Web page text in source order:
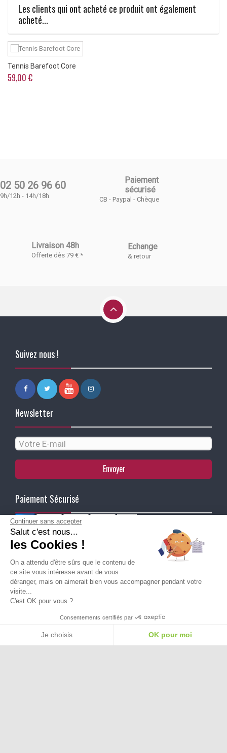
Besoin d'aide pour choisir une
taille ou une pointure ?
Les clients qui ont acheté ce produit ont également
acheté...
Tennis Barefoot Core
59,00 €
02 50 26 96 60
9h/12h - 14h/18h
Paiement
sécurisé
CB - Paypal - Chèque
Livraison 48h
Offerte dès 79 € *
Echange
& retour
Suivez nous !
Newsletter
Envoyer
Paiement Sécurisé
Ma Livraison
Continuer sans accepter
Salut c'est nous...
les Cookies !
On a attendu d'être sûrs que le contenu de
ce site vous intéresse avant de vous
déranger, mais on aimerait bien vous accompagner pendant votre
visite...
C'est OK pour vous ?
Consentements certifiés par
Je choisis OK pour moi